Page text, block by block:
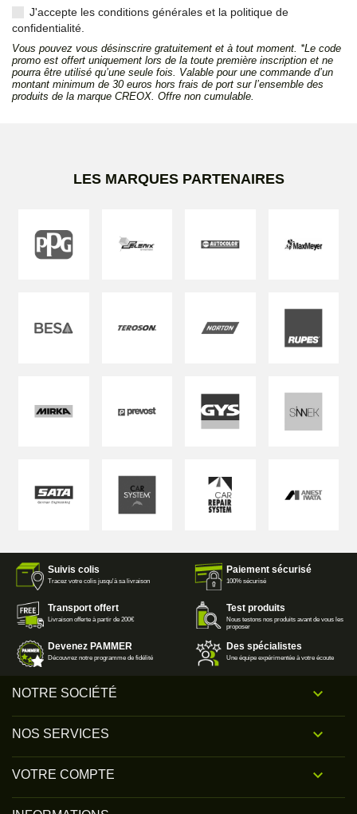
J'accepte les conditions générales et la politique de
confidentialité.
Vous pouvez vous désinscrire gratuitement et à tout moment. *Le code
promo est offert uniquement lors de la toute première inscription et ne
pourra être utilisé qu’une seule fois. Valable pour une commande d’un
montant minimum de 30 euros hors frais de port sur l’ensemble des
produits de la marque CREOX. Offre non cumulable.
LES MARQUES PARTENAIRES
Suivis colis
Tracez votre colis jusqu'à sa livraison
Paiement sécurisé
100% sécurisé
Transport offert
Livraison offerte à partir de 200€
Test produits
Nous testons nos produits avant de vous les
proposer
Devenez PAMMER
Découvrez notre programme de fidélité
Des spécialistes
Une équipe expérimentée à votre écoute
NOTRE SOCIÉTÉ 
NOS SERVICES 
VOTRE COMPTE 